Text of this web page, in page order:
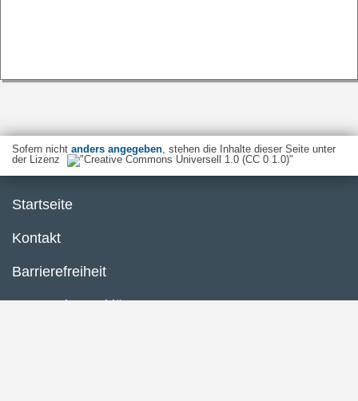
Sofern nicht anders angegeben, stehen die Inhalte dieser Seite unter
der Lizenz
Startseite
Kontakt
Barrierefreiheit
Datenschutzerklärung